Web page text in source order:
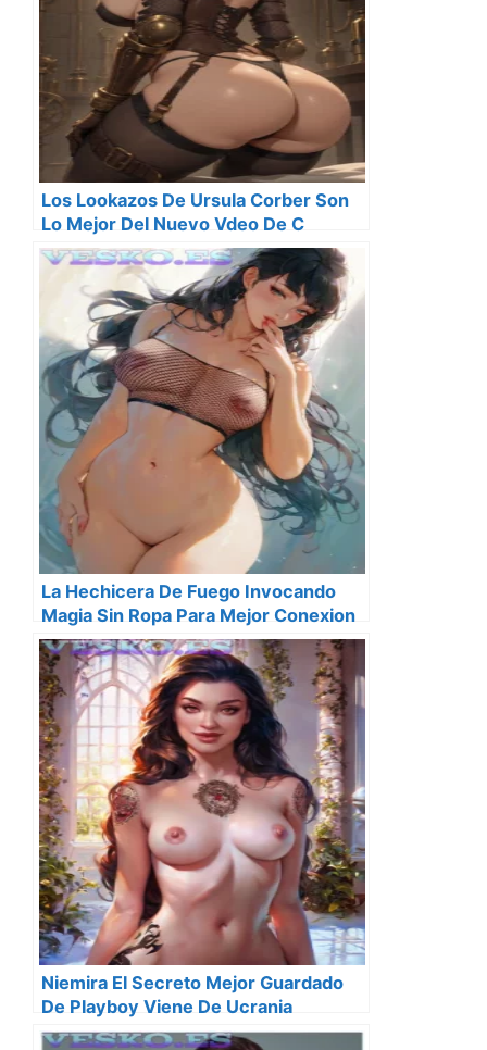
Los Lookazos De Ursula Corber Son
Lo Mejor Del Nuevo Vdeo De C
Tangana Cuando Me Miras
La Hechicera De Fuego Invocando
Magia Sin Ropa Para Mejor Conexion
Elemental
Niemira El Secreto Mejor Guardado
De Playboy Viene De Ucrania